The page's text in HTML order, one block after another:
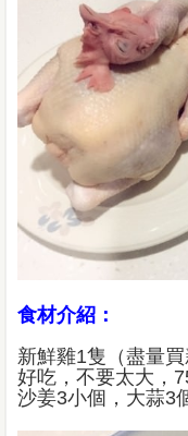
食材介紹：
新鮮雞1隻（盡量
好吃，不要太大，
沙姜3小個，大蒜3